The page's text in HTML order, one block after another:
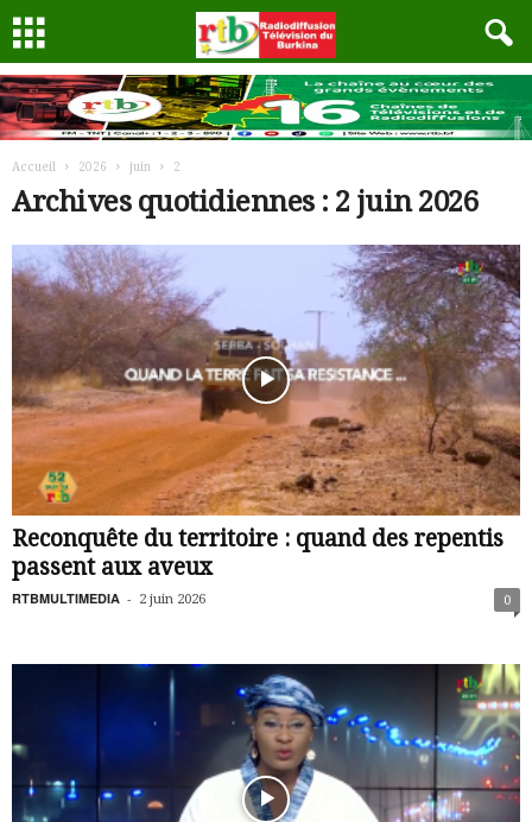
Accueil 2026 juin 2
Archives quotidiennes : 2 juin 2026
Reconquête du territoire : quand des repentis
passent aux aveux
RTBMULTIMEDIA - 2 juin 2026 0